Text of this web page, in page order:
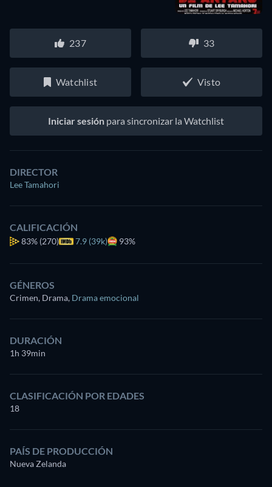
237 33
Watchlist Visto
Iniciar sesión para sincronizar la Watchlist
DIRECTOR
Lee Tamahori
CALIFICACIÓN
83% (270) 7.9 (39k) 93%
GÉNEROS
Crimen, Drama, Drama emocional
DURACIÓN
1h 39min
CLASIFICACIÓN POR EDADES
18
PAÍS DE PRODUCCIÓN
Nueva Zelanda